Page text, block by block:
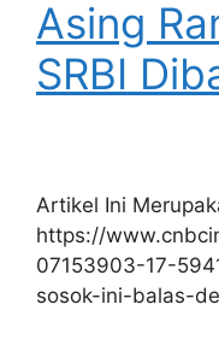
Asing
SRBI
Artikel Ini
https://
07153903-17-
sosok-ini-balas-